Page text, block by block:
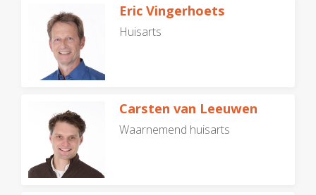
Eric Vingerhoets
Huisarts
Carsten van Leeuwen
Waarnemend huisarts